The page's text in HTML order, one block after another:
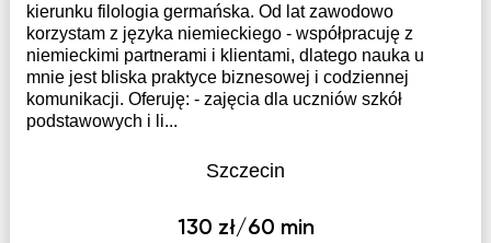
kierunku filologia germańska. Od lat zawodowo
korzystam z języka niemieckiego - współpracuję z
niemieckimi partnerami i klientami, dlatego nauka u
mnie jest bliska praktyce biznesowej i codziennej
komunikacji. Oferuję: - zajęcia dla uczniów szkół
podstawowych i li...
Szczecin
130 zł/60 min